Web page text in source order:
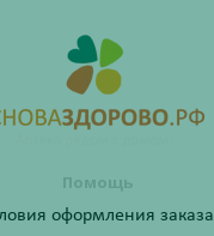
Помощь
оформления заказа